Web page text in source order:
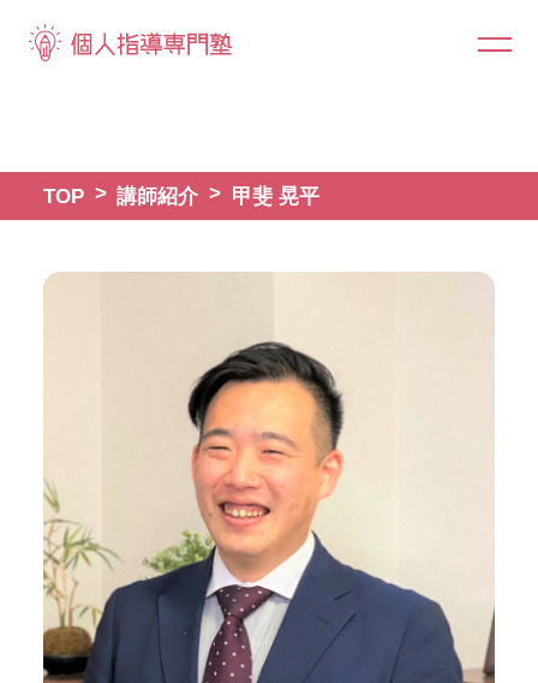
TOP 講師紹介 甲斐 晃平